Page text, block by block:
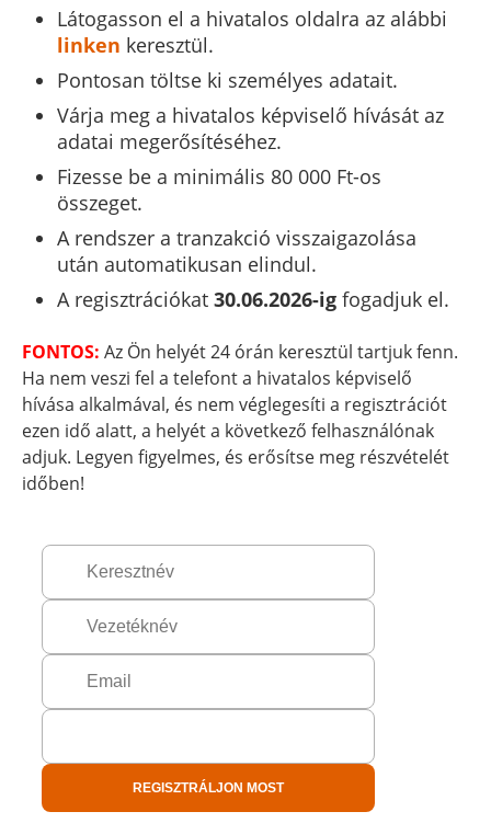
Látogasson el a hivatalos oldalra az alábbi
linken keresztül.
Pontosan töltse ki személyes adatait.
Várja meg a hivatalos képviselő hívását az
adatai megerősítéséhez.
Fizesse be a minimális 80 000 Ft-os
összeget.
A rendszer a tranzakció visszaigazolása
után automatikusan elindul.
A regisztrációkat30.06.2026-igfogadjuk el.
FONTOS: Az Ön helyét 24 órán keresztül tartjuk fenn.
Ha nem veszi fel a telefont a hivatalos képviselő
hívása alkalmával, és nem véglegesíti a regisztrációt
ezen idő alatt, a helyét a következő felhasználónak
adjuk. Legyen figyelmes, és erősítse meg részvételét
időben!
REGISZTRÁLJON MOST